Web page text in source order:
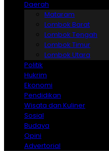
Daerah
Mataram
Lombok Barat
Lombok Tengah
Lombok Timur
Lombok Utara
Politik
Hukrim
Ekonomi
Pendidikan
Wisata dan Kuliner
Sosial
Budaya
Opini
Advertorial